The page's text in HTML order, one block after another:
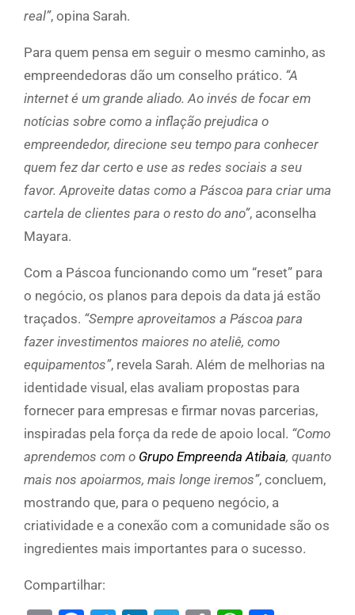
real”, opina Sarah.
Para quem pensa em seguir o mesmo caminho, as
empreendedoras dão um conselho prático. “A
internet é um grande aliado. Ao invés de focar em
notícias sobre como a inflação prejudica o
empreendedor, direcione seu tempo para conhecer
quem fez dar certo e use as redes sociais a seu
favor. Aproveite datas como a Páscoa para criar uma
cartela de clientes para o resto do ano”, aconselha
Mayara.
Com a Páscoa funcionando como um “reset” para
o negócio, os planos para depois da data já estão
traçados. “Sempre aproveitamos a Páscoa para
fazer investimentos maiores no ateliê, como
equipamentos”, revela Sarah. Além de melhorias na
identidade visual, elas avaliam propostas para
fornecer para empresas e firmar novas parcerias,
inspiradas pela força da rede de apoio local. “Como
aprendemos com o Grupo Empreenda Atibaia, quanto
mais nos apoiarmos, mais longe iremos”, concluem,
mostrando que, para o pequeno negócio, a
criatividade e a conexão com a comunidade são os
ingredientes mais importantes para o sucesso.
Compartilhar: